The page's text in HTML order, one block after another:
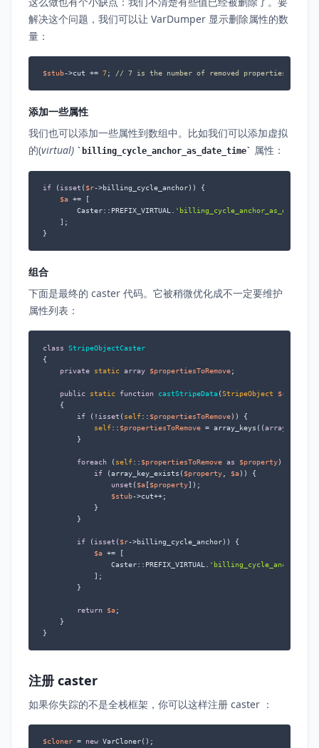
解决这个问题，我们可以让 VarDumper 显示删除属性的数
量：
$stub->cut += 7; // 7 is the number of removed properties
添加一些属性
我们也可以添加一些属性到数组中。比如我们可以添加虚拟
的(virtual) billing_cycle_anchor_as_date_time 属性：
if ( isset ( $r->billing_cycle_anchor)) {
$a += [
        Caster::PREFIX_VIRTUAL.
    ];
}
组合
下面是最终的 caster 代码。它被稍微优化成不一定要维护
属性列表：
class
StripeObjectCaster
{
private
static array $propertiesToRemove;
public static function castStripeData(StripeObject $r
{
if (! isset ( self:: $propertiesToRemove)) {
self:: $propertiesToRemove = array_keys((array
        }
foreach ( self:: $propertiesToRemove as $property) {
if (array_key_exists( $property, $a)) {
unset ( $a[$property]);
$stub->cut++;
            }
        }
if ( isset ( $r->billing_cycle_anchor)) {
$a += [
                Caster::PREFIX_VIRTUAL.
            ];
        }
return $a;
    }
}
注册 caster
如果你失踪的不是全栈框架，你可以这样注册 caster ：
$cloner = new